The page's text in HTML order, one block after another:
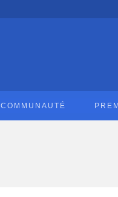
COMMUNAUTÉ